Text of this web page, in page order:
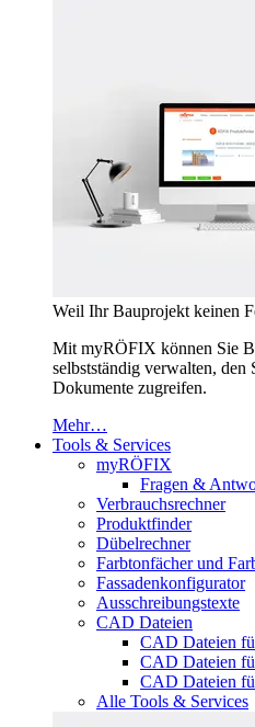
Weil Ihr Bauprojekt keinen
Mit myRÖFIX können Sie
selbstständig verwalten, den
Dokumente zugreifen.
Mehr…
Tools & Services
myRÖFIX
Fragen &
Verbrauchsrechner
Produktfinder
Dübelrechner
Farbtonfächer und
Fassadenkonfigurator
Ausschreibungstexte
CAD Dateien
CAD Dateien
CAD Dateien
CAD Dateien
Alle Tools & Services